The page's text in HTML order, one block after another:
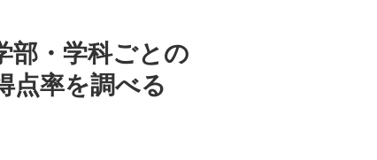
部・学科ごとの
点率を調べる